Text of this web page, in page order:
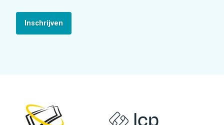
Inschrijven